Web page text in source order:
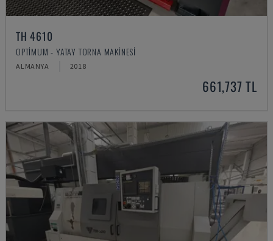
TH 4610
OPTIMUM - YATAY TORNA MAKINESI
ALMANYA 2018
661,737 TL